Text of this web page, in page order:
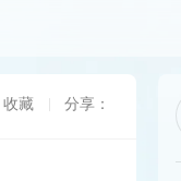
收藏 分享：